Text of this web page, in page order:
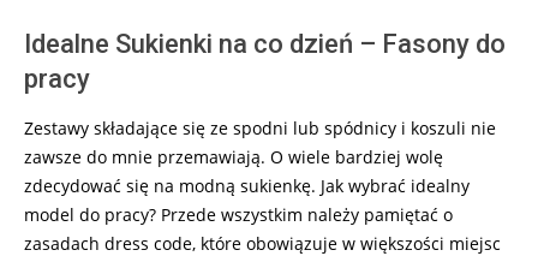
Idealne Sukienki na co dzień – Fasony do
pracy
Zestawy składające się ze spodni lub spódnicy i koszuli nie
zawsze do mnie przemawiają. O wiele bardziej wolę
zdecydować się na modną sukienkę. Jak wybrać idealny
model do pracy? Przede wszystkim należy pamiętać o
zasadach dress code, które obowiązuje w większości miejsc